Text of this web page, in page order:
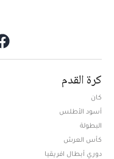
كرة القدم
كان
أسود الأطلس
البطولة
كأس العرش
دوري أبطال افريقيا